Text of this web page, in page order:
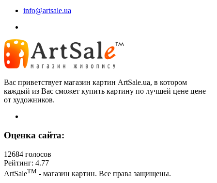
info@artsale.ua
Вас приветствует магазин картин ArtSale.ua, в котором
каждый из Вас сможет купить картину по лучшей цене цене
от художников.
Оценка сайта:
12684 голосов
Рейтинг: 4.77
ArtSaleТМ - магазин картин. Все права защищены.